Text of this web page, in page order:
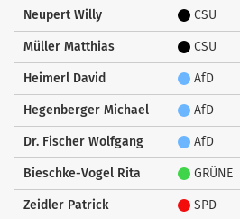
Neupert Willy CSU
Müller Matthias CSU
Heimerl David AfD
Hegenberger Michael AfD
Dr. Fischer Wolfgang AfD
Bieschke-Vogel Rita GRÜNE
Zeidler Patrick SPD